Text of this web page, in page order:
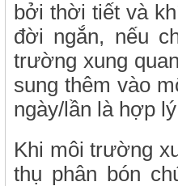
bởi thời tiết và
đời ngắn, nếu
trường xung
sung thêm vào
ngày/lần là hợp
Khi môi trường
thụ phân bón